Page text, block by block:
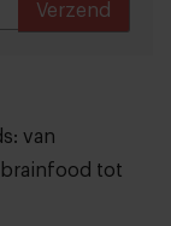
Verzend
van
tot